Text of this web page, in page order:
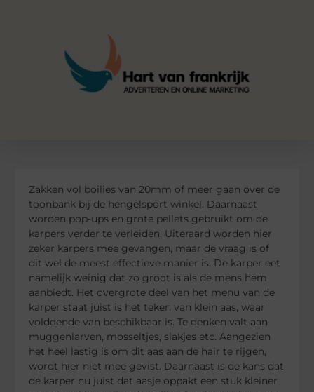
Zakken vol boilies van 20mm of meer gaan over de
toonbank bij de hengelsport winkel. Daarnaast
worden pop-ups en grote pellets gebruikt om de
karpers verder te verleiden. Uiteraard worden hier
zeker karpers mee gevangen, maar de vraag is of
dit wel de meest effectieve manier is. De karper eet
namelijk weinig dat zo groot is als de mens hem
aanbiedt. Het overgrote deel van het menu van de
karper staat juist is het teken van klein aas, waar
voldoende van beschikbaar is. Te denken valt aan
muggenlarven, mosseltjes, slakjes etc. Aangezien
het heel lastig is om dit aas aan de hair te rijgen,
wordt hier niet mee gevist. Daarnaast is de kans dat
de karper nu juist dat aasje oppakt een stuk kleiner